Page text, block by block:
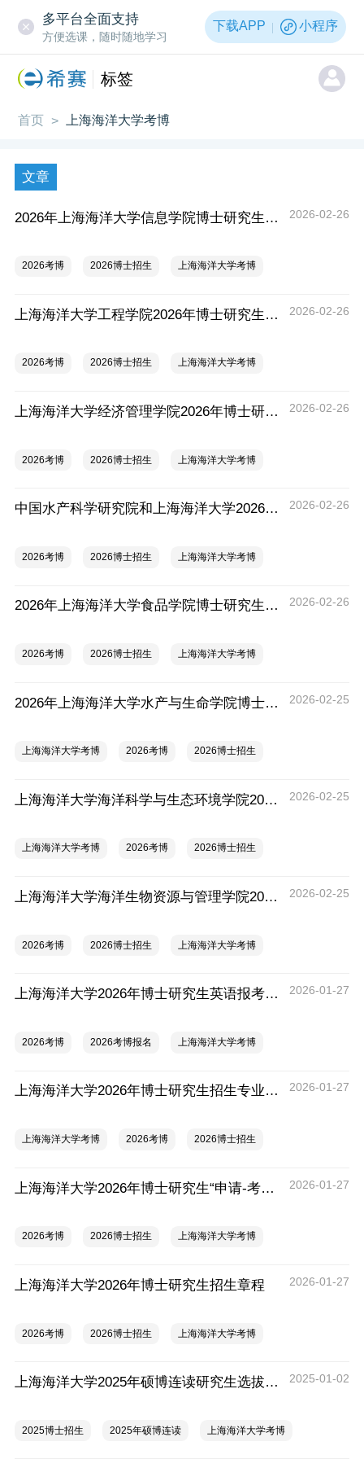
多平台全面支持
方便选课，随时随地学习
下载APP 小程序
标签
首页 > 上海海洋大学考博
文章
2026年上海海洋大学信息学院博士研究生招生实施细则 2026-02-26
2026考博 2026博士招生 上海海洋大学考博
上海海洋大学工程学院2026年博士研究生招生实施细则 2026-02-26
2026考博 2026博士招生 上海海洋大学考博
上海海洋大学经济管理学院2026年博士研究生招生实施细则 2026-02-26
2026考博 2026博士招生 上海海洋大学考博
中国水产科学研究院和上海海洋大学2026年联合培养博士研究生招生实施细则 2026-02-26
2026考博 2026博士招生 上海海洋大学考博
2026年上海海洋大学食品学院博士研究生招生实施细则 2026-02-26
2026考博 2026博士招生 上海海洋大学考博
2026年上海海洋大学水产与生命学院博士研究生招生工作实施细则 2026-02-25
上海海洋大学考博 2026考博 2026博士招生
上海海洋大学海洋科学与生态环境学院2026年博士研究生招生实施细则 2026-02-25
上海海洋大学考博 2026考博 2026博士招生
上海海洋大学海洋生物资源与管理学院2026年博士研究生实施细则 2026-02-25
2026考博 2026博士招生 上海海洋大学考博
上海海洋大学2026年博士研究生英语报考条件 2026-01-27
2026考博 2026考博报名 上海海洋大学考博
上海海洋大学2026年博士研究生招生专业目录 2026-01-27
上海海洋大学考博 2026考博 2026博士招生
上海海洋大学2026年博士研究生“申请-考核”制招生办法 2026-01-27
2026考博 2026博士招生 上海海洋大学考博
上海海洋大学2026年博士研究生招生章程 2026-01-27
2026考博 2026博士招生 上海海洋大学考博
上海海洋大学2025年硕博连读研究生选拔工作办法 2025-01-02
2025博士招生 2025年硕博连读 上海海洋大学考博